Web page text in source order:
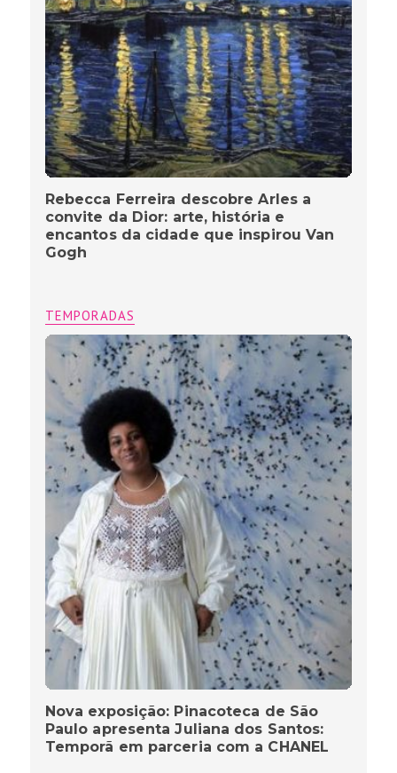
Rebecca Ferreira descobre Arles a
convite da Dior: arte, história e
encantos da cidade que inspirou Van
Gogh
TEMPORADAS
Nova exposição: Pinacoteca de São
Paulo apresenta Juliana dos Santos:
Temporã em parceria com a CHANEL